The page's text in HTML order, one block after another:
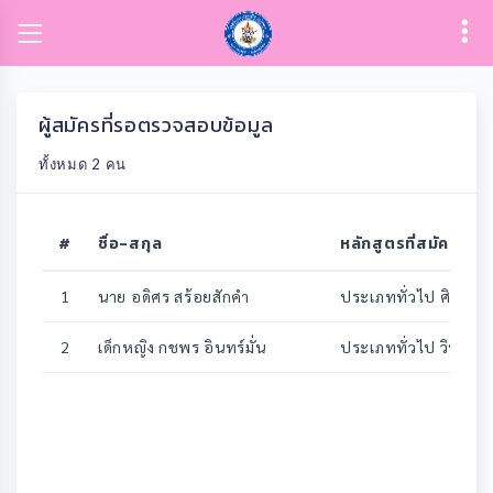
ผู้สมัครที่รอตรวจสอบข้อมูล
ทั้งหมด 2 คน
# ชื่อ-สกุล หลักสูตรที่สมัคร
1 นาย อดิศร สร้อยสักคำ
ประเภททั่วไป ศิลป์ทั่
2
เด็กหญิง กชพร อินทร์มั่น
ประเภททั่วไป วิทยา